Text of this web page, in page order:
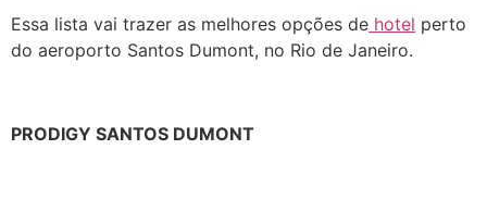
Essa lista vai trazer as melhores opções de hotel perto
do aeroporto Santos Dumont, no Rio de Janeiro.
PRODIGY SANTOS DUMONT